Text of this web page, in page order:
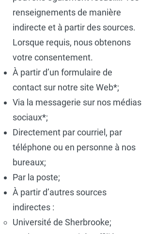
renseignements de manière
indirecte et à partir des sources.
Lorsque requis, nous obtenons
votre consentement.
À partir d’un formulaire de
contact sur notre site Web*;
Via la messagerie sur nos médias
sociaux*;
Directement par courriel, par
téléphone ou en personne à nos
bureaux;
Par la poste;
À partir d’autres sources
indirectes :
Université de Sherbrooke;